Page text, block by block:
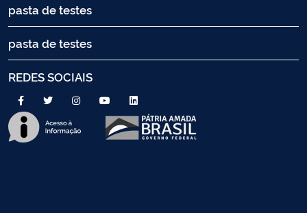
pasta de testes
pasta de testes
REDES SOCIAIS